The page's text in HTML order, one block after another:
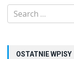
OSTATNIE WPISY